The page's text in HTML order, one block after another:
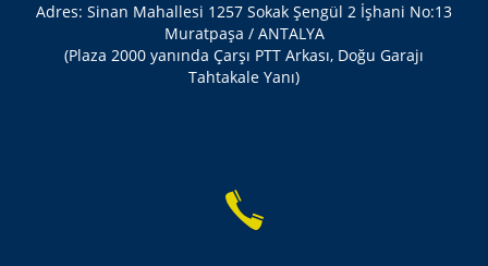
Adres: Sinan Mahallesi 1257 Sokak Şengül 2 İşhani No:13
Muratpaşa / ANTALYA
(Plaza 2000 yanında Çarşı PTT Arkası, Doğu Garajı
Tahtakale Yanı)